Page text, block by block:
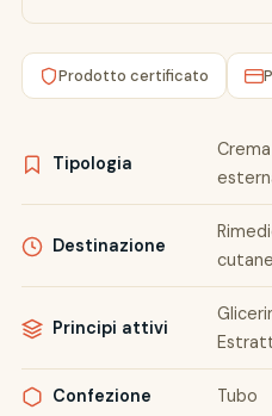
Prodotto certificato
Tipologia
Destinazione
Principi attivi
Confezione Tubo